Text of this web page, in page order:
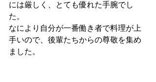
には厳しく、とても優れた手腕でし
た。
なにより自分が一番働き者で料理が上
手いので、後輩たちからの尊敬を集め
ました。